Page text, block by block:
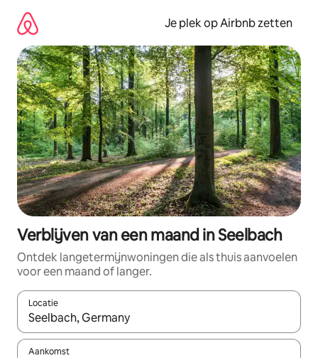
direct
naar
inhoud
Je plek op Airbnb zetten
Verblijven van een maand in Seelbach
Ontdek langetermijnwoningen die als thuis aanvoelen
voor een maand of langer.
Locatie
Wanneer er resultaten beschikbaar zijn, maak je een keuze
Aankomst